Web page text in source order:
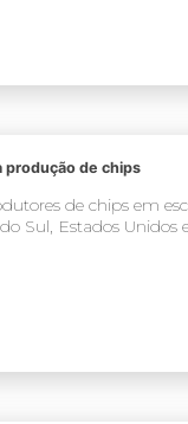
produção de chips
de chips em
Sul, Estados Unidos